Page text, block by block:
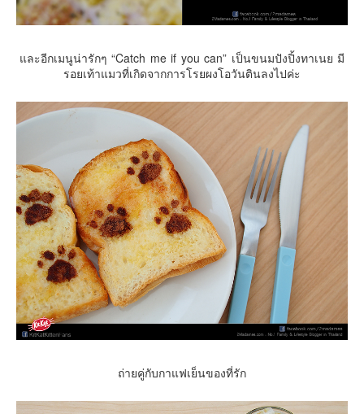
และอีกเมนูน่ารักๆ “Catch me if you can” เป็นขนมปังปิ้งทาเนย มี
รอยเท้าแมวที่เกิดจากการโรยผงโอวันตินลงไปค่ะ
ถ่ายคู่กับกาแฟเย็นของที่รัก